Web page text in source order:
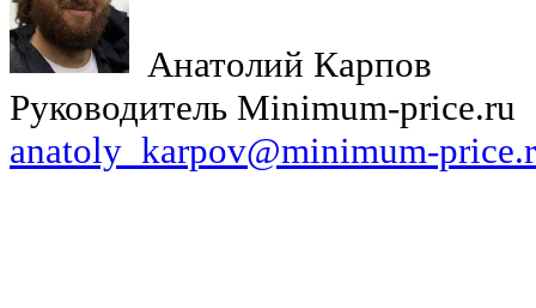
Анатолий Карпов
Руководитель Minimum-price.ru
anatoly_karpov@minimum-